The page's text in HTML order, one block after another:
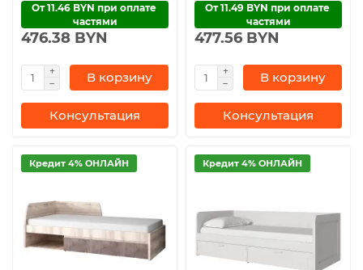
От 11.46 BYN при оплате
частями
476.38 BYN
В корзину
Консультация
От 11.49 BYN при оплате
частями
477.56 BYN
В корзину
Консультация
Кредит 4% ОНЛАЙН Кредит 4% ОНЛАЙН